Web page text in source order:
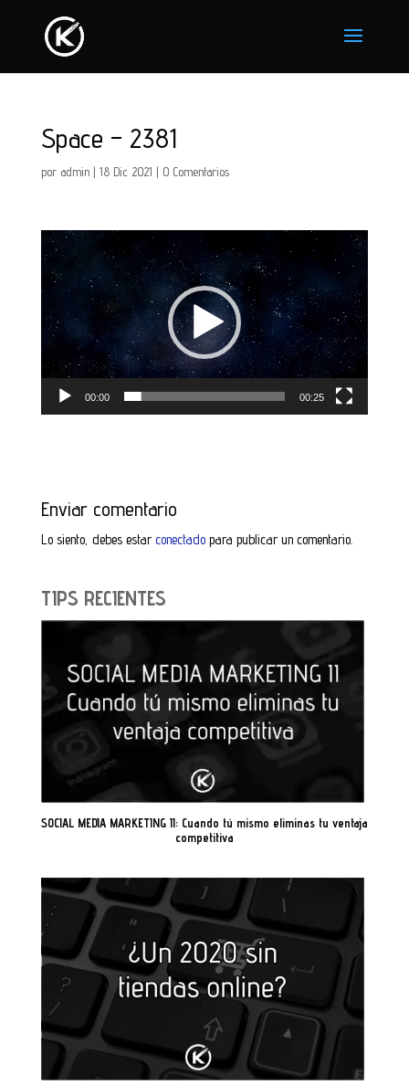
Space – 2381
por admin| 18 Dic 2021 | 0 Comentarios
Reproductor
de
vídeo
00:00 00:25
Enviar comentario
Lo siento, debes estar conectadopara publicar un comentario.
TIPS RECIENTES
SOCIAL MEDIA MARKETING II: Cuando tú mismo eliminas tu ventaja
competitiva